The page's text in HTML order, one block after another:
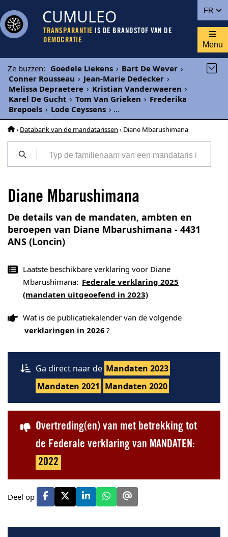
FR
CUMULEO
TRANSPARANTIE IS DE BRANDSTOF VAN DE
DEMOCRATIE
Menu
Ze buzzen: Goedele Liekens › Bart De Wever ›
Conner Rousseau › Jean-Marie Dedecker ›
Melissa Depraetere › Kristian Vanderwaeren ›
Karel De Gucht › Tom Van Grieken › Frederika
Brepoels › Lode Ceyssens › ...
› Databank van de mandatarissen › Diane Mbarushimana
Diane Mbarushimana
De details van de mandaten, ambten en
beroepen van Diane Mbarushimana - 4431
ANS (Loncin)
Laatste beschikbare verklaring voor Diane
Mbarushimana: Federale verklaring 2025
(mandaten uitgeoefend in 2023)
Wat is de publicatiekalender van de volgende
verklaringen in 2026 ?
Ga direct naar de Mandaten 2023
Mandaten 2021 Mandaten 2020
Overtreding(en) van met betrekking tot
de Federale verklaring van MANDATEN:
2022
Deel op